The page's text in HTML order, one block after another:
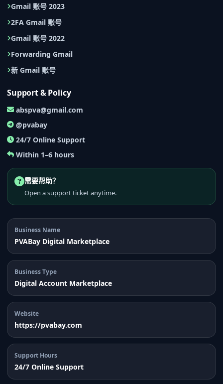
Gmail 账号 2023
2FA Gmail 账号
Gmail 账号 2022
Forwarding Gmail
新 Gmail 账号
Support & Policy
abspva@gmail.com
@pvabay
24/7 Online Support
Within 1–6 hours
需要帮助？
Open a support ticket anytime.
Business Name
PVABay Digital Marketplace
Business Type
Digital Account Marketplace
Website
https://pvabay.com
Support Hours
24/7 Online Support